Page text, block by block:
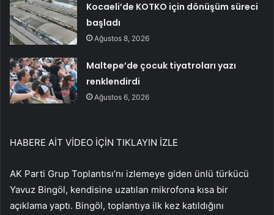
Kocaeli’de KOTKO için dönüşüm süreci
başladı
Ağustos 8, 2026
Maltepe’de çocuk tiyatroları yazı
renklendirdi
Ağustos 6, 2026
HABERE AİT VİDEO İÇİN TIKLAYIN İZLE
AK Parti Grup Toplantısı’nı izlemeye giden ünlü türkücü
Yavuz Bingöl, kendisine uzatılan mikrofona kısa bir
açıklama yaptı. Bingöl, toplantıya ilk kez katıldığını